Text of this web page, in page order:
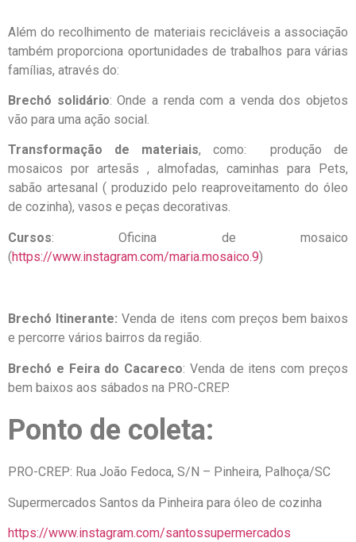
Além do recolhimento de materiais recicláveis a associação
também proporciona oportunidades de trabalhos para várias
famílias, através do:
Brechó solidário: Onde a renda com a venda dos objetos
vão para uma ação social.
Transformação de materiais, como: produção de
mosaicos por artesãs , almofadas, caminhas para Pets,
sabão artesanal ( produzido pelo reaproveitamento do óleo
de cozinha), vasos e peças decorativas.
Cursos: Oficina de mosaico
(https://www.instagram.com/maria.mosaico.9)
Brechó Itinerante:Venda de itens com preços bem baixos
e percorre vários bairros da região.
Brechó e Feira do Cacareco: Venda de itens com preços
bem baixos aos sábados na PRO-CREP.
Ponto de coleta:
PRO-CREP: Rua João Fedoca, S/N – Pinheira, Palhoça/SC
Supermercados Santos da Pinheira para óleo de cozinha
https://www.instagram.com/santossupermercados